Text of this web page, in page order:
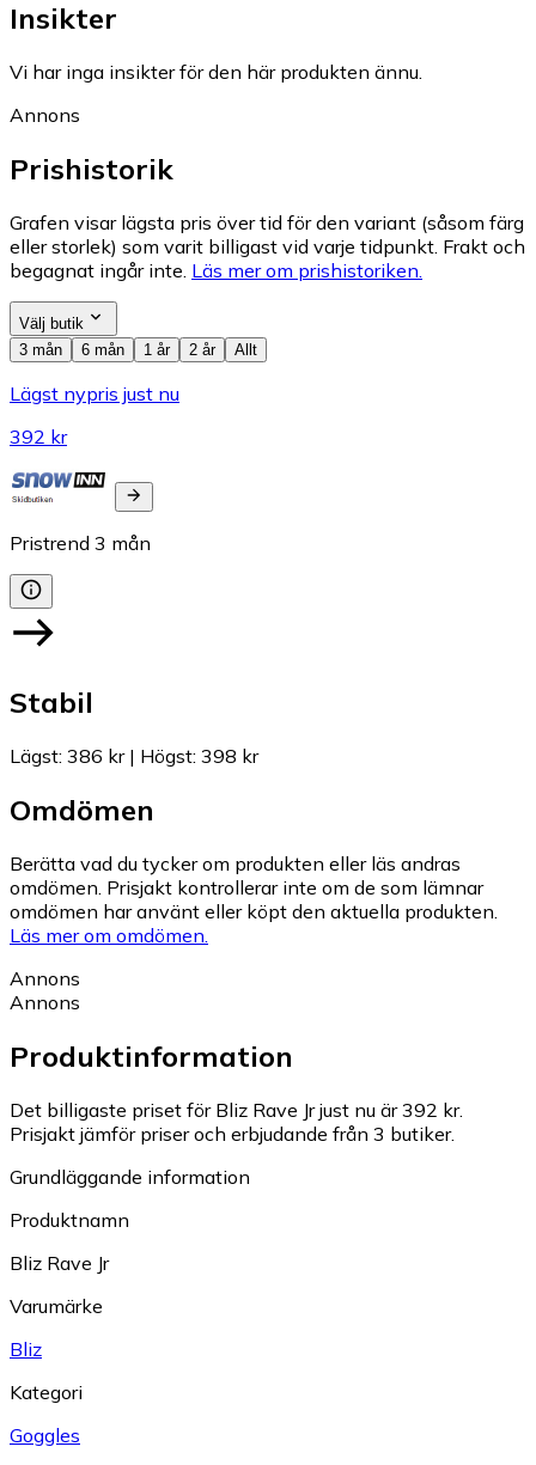
Insikter
Vi har inga insikter för den här produkten ännu.
Annons
Prishistorik
Grafen visar lägsta pris över tid för den variant (såsom färg
eller storlek) som varit billigast vid varje tidpunkt. Frakt och
begagnat ingår inte. Läs mer om prishistoriken.
Välj butik
3 mån
6 mån 1 år 2 år Allt
Lägst nypris just nu
392 kr
Pristrend 3 mån
Stabil
Lägst: 386 kr| Högst: 398 kr
Omdömen
Berätta vad du tycker om produkten eller läs andras
omdömen. Prisjakt kontrollerar inte om de som lämnar
omdömen har använt eller köpt den aktuella produkten.
Läs mer om omdömen.
Annons
Annons
Produktinformation
Det billigaste priset för Bliz Rave Jr just nu är 392 kr.
Prisjakt jämför priser och erbjudande från 3 butiker.
Grundläggande information
Produktnamn
Bliz Rave Jr
Varumärke
Bliz
Kategori
Goggles